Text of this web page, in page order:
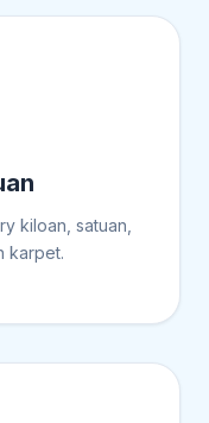
kiloan, satuan,
karpet.